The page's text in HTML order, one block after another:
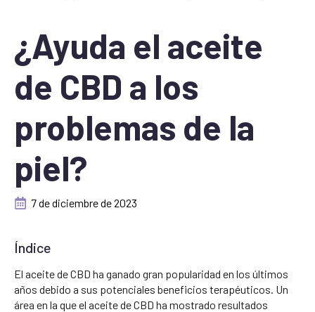
¿Ayuda el aceite
de CBD a los
problemas de la
piel?
7 de diciembre de 2023
El aceite de CBD ha ganado gran popularidad en los últimos
años debido a sus potenciales beneficios terapéuticos. Un
área en la que el aceite de CBD ha mostrado resultados
Índice